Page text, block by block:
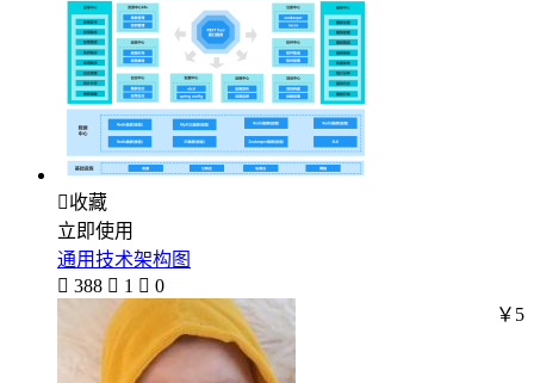
收藏
立即使用
通用技术架构图
 388  1  0
￥5